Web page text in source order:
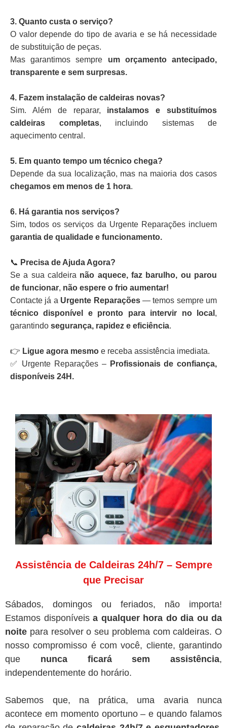
3. Quanto custa o serviço?
O valor depende do tipo de avaria e se há necessidade
de substituição de peças.
Mas garantimos sempre um orçamento antecipado,
transparente e sem surpresas.
4. Fazem instalação de caldeiras novas?
Sim. Além de reparar, instalamos e substituímos
caldeiras completas, incluindo sistemas de
aquecimento central.
5. Em quanto tempo um técnico chega?
Depende da sua localização, mas na maioria dos casos
chegamos em menos de 1 hora.
6. Há garantia nos serviços?
Sim, todos os serviços da Urgente Reparações incluem
garantia de qualidade e funcionamento.
📞 Precisa de Ajuda Agora?
Se a sua caldeira não aquece, faz barulho, ou parou
de funcionar, não espere o frio aumentar!
Contacte já a Urgente Reparações— temos sempre um
técnico disponível e pronto para intervir no local ,
garantindo segurança, rapidez e eficiência.
👉 Ligue agora mesmo e receba assistência imediata.
✅ Urgente Reparações – Profissionais de confiança,
disponíveis 24H.
Assistência de Caldeiras 24h/7 – Sempre
que Precisar
Sábados, domingos ou feriados, não importa!
Estamos disponíveis a qualquer hora do dia ou da
noite para resolver o seu problema com caldeiras. O
nosso compromisso é com você, cliente, garantindo
que nunca ficará sem assistência,
independentemente do horário.
Sabemos que, na prática, uma avaria nunca
acontece em momento oportuno – e quando falamos